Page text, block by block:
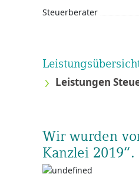
Steuerberater
Leistungen
Wir wurden
Kanzlei 2019“.